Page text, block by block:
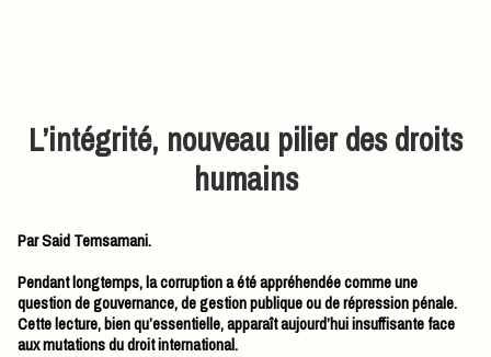
L’intégrité, nouveau pilier des droits
humains
Par Said Temsamani.
Pendant longtemps, la corruption a été appréhendée comme une
question de gouvernance, de gestion publique ou de répression pénale.
Cette lecture, bien qu’essentielle, apparaît aujourd’hui insuffisante face
aux mutations du droit international.